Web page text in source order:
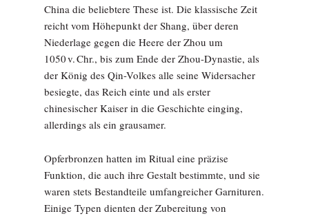
China die beliebtere These ist. Die klassische Zeit
reicht vom Höhepunkt der Shang, über deren
Niederlage gegen die Heere der Zhou um
1050 v. Chr., bis zum Ende der Zhou-Dynastie, als
der ­König des Qin-Volkes alle seine Widersacher
besiegte, das Reich einte und als erster
chinesischer Kaiser in die Geschichte einging,
allerdings als ein grausamer.
Opferbronzen hatten im Ritual eine präzise
Funktion, die auch ihre Gestalt bestimmte, und sie
waren stets Bestandteile umfangreicher Garnituren.
Einige Typen dienten der Zubereitung von